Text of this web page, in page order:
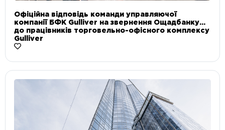
Офіційна відповідь команди управляючої
компанії БФК Gulliver на звернення Ощадбанку
до працівників торговельно-офісного комплексу
Gulliver